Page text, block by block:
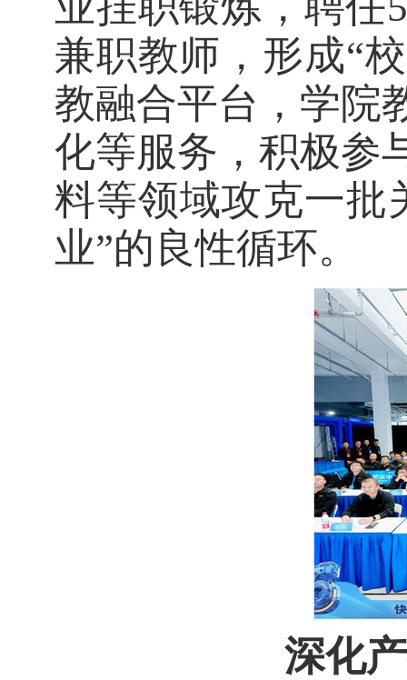
兼职教师，形成“
教融合平台，学院
化等服务，积极参
料等领域攻克一批
业”的良性循环。
深化